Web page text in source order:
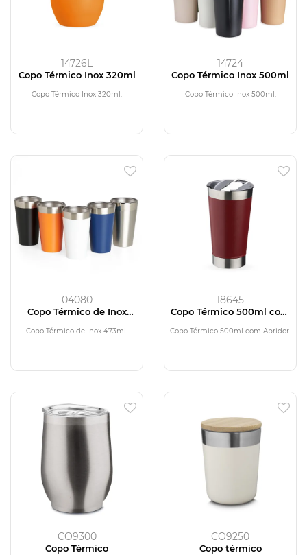
14726L
Copo Térmico Inox 320ml
Copo Térmico Inox 320ml.
14724
Copo Térmico Inox 500ml
Copo Térmico Inox 500ml.
04080
Copo Térmico de Inox
Copo Térmico de Inox 473ml.
18645
Copo Térmico 500ml com
Copo Térmico 500ml com Abridor.
CO9300
Copo Térmico
CO9250
Copo térmico